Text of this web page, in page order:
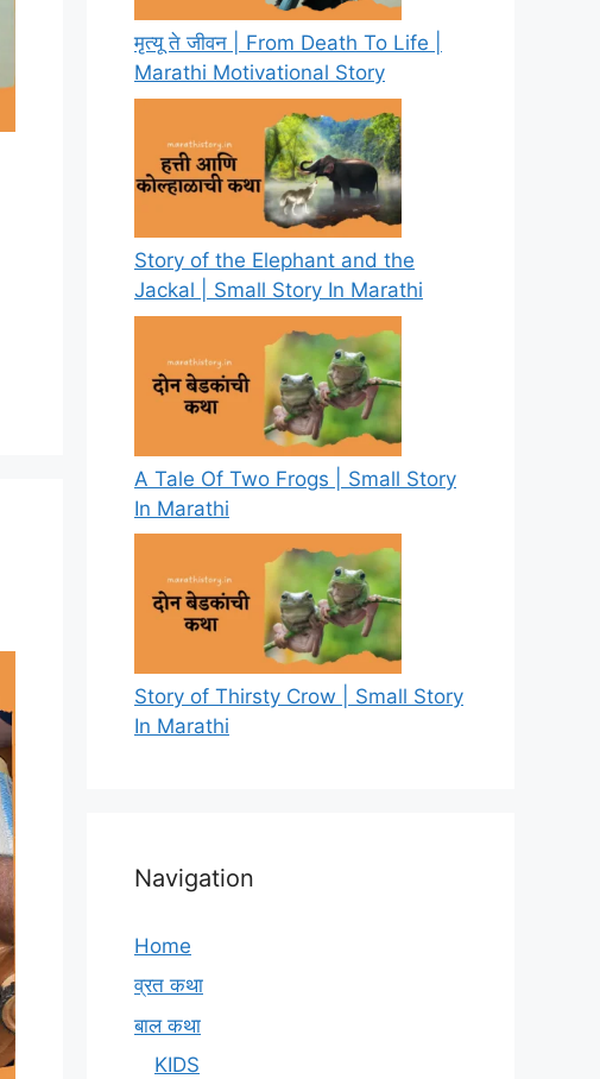
मृत्यू ते जीवन | From Death To Life |
Marathi Motivational Story
Story of the Elephant and the
Jackal | Small Story In Marathi
A Tale Of Two Frogs | Small Story
In Marathi
Story of Thirsty Crow | Small Story
In Marathi
Navigation
Home
व्रत कथा
बाल कथा
KIDS